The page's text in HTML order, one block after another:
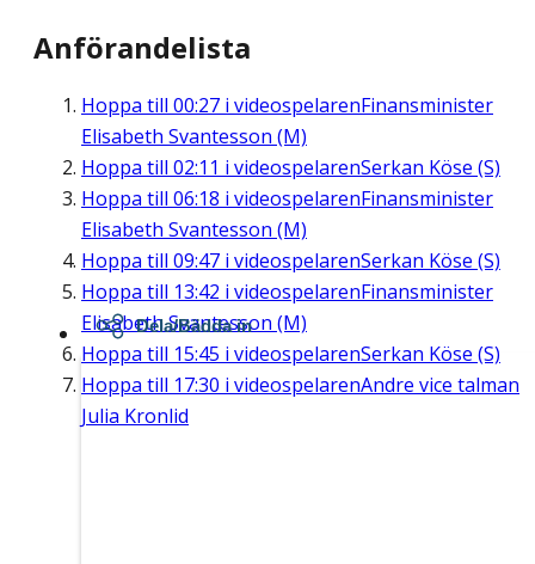
Anförandelista
Hoppa till 00:27 i videospelarenFinansminister
Elisabeth Svantesson (M)
Hoppa till 02:11 i videospelarenSerkan Köse (S)
Hoppa till 06:18 i videospelarenFinansminister
Elisabeth Svantesson (M)
Hoppa till 09:47 i videospelarenSerkan Köse (S)
Hoppa till 13:42 i videospelarenFinansminister
Elisabeth Svantesson (M)
Hoppa till 15:45 i videospelarenSerkan Köse (S)
Hoppa till 17:30 i videospelarenAndre vice talman
Julia Kronlid
Dela/Bädda in